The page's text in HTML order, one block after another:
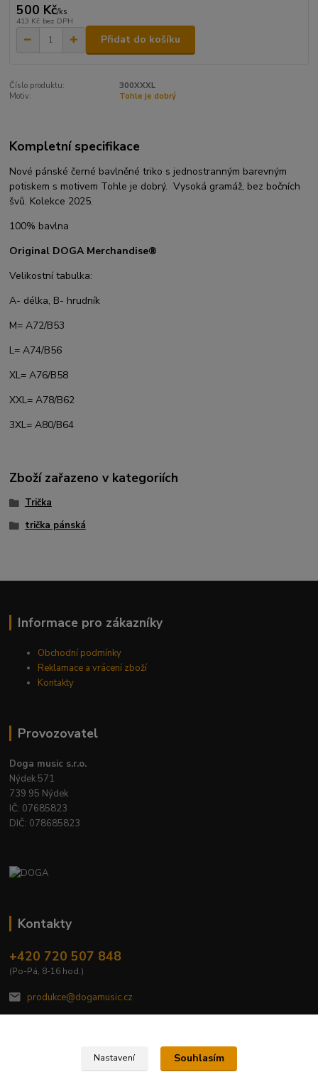
500 Kč/ks
413 Kč bez DPH
Přidat do košíku
Číslo produktu:
300XXXL
Motiv:
Tohle je dobrý
Kompletní specifikace
Nové pánské černé bavlněné triko s jednostranným barevným
potiskem s motivem Tohle je dobrý. Vysoká gramáž, bez bočních
švů. Kolekce 2025.
100% bavlna
Original DOGA Merchandise®
Velikostní tabulka:
A- délka, B- hrudník
M= A72/B53
L= A74/B56
XL= A76/B58
XXL= A78/B62
3XL= A80/B64
Zboží zařazeno v kategoriích
Trička
trička pánská
Informace pro zákazníky
Obchodní podmínky
Reklamace a vrácení zboží
Kontakty
Provozovatel
Doga music s.r.o.
Nýdek 571
739 95 Nýdek
IČ: 07685823
DIČ: 078685823
Kontakty
+420 720 507 848
(Po-Pá, 8-16 hod.)
produkce@dogamusic.cz
Nastavení Souhlasím